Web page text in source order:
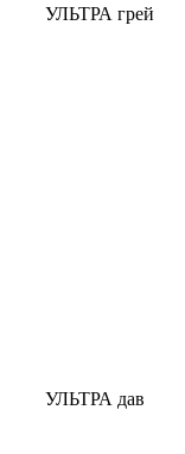
УЛЬТРА грей
УЛЬТРА дав